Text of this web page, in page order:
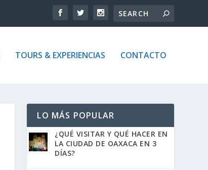
TOURS & EXPERIENCIAS CONTACTO
LO MÁS POPULAR
¿QUÉ VISITAR Y QUÉ HACER EN
LA CIUDAD DE OAXACA EN 3
DÍAS?